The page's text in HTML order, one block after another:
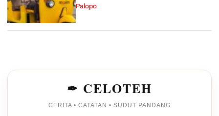
Palopo
✒ CELOTEH
CERITA • CATATAN • SUDUT PANDANG